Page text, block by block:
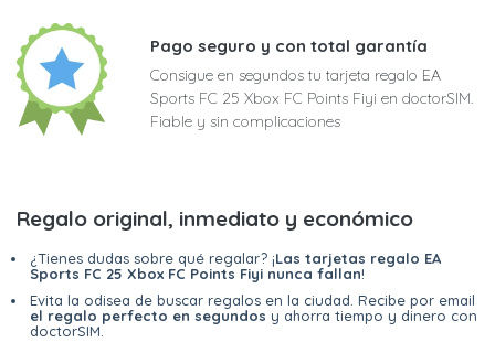
Pago seguro y con total garantía
Consigue en segundos tu tarjeta regalo EA
Sports FC 25 Xbox FC Points Fiyi en doctorSIM.
Fiable y sin complicaciones
Regalo original, inmediato y económico
¿Tienes dudas sobre qué regalar? ¡Las tarjetas regalo EA
Sports FC 25 Xbox FC Points Fiyi nunca fallan!
Evita la odisea de buscar regalos en la ciudad. Recibe por email
el regalo perfecto en segundos y ahorra tiempo y dinero con
doctorSIM.